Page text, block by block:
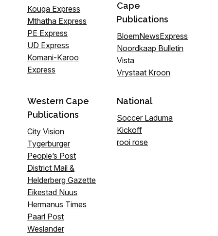
Kouga Express
Mthatha Express
PE Express
UD Express
Komani-Karoo
Express
Cape
Publications
BloemNewsExpress
Noordkaap Bulletin
Vista
Vrystaat Kroon
Western Cape
Publications
City Vision
Tygerburger
People’s Post
District Mail &
Helderberg Gazette
Eikestad Nuus
Hermanus Times
Paarl Post
Weslander
National
Soccer Laduma
Kickoff
rooi rose